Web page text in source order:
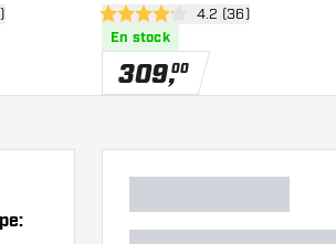
des avis ouvrir le panneau
4.2 étoiles de notation
4.2 (36)
En stock
309,00